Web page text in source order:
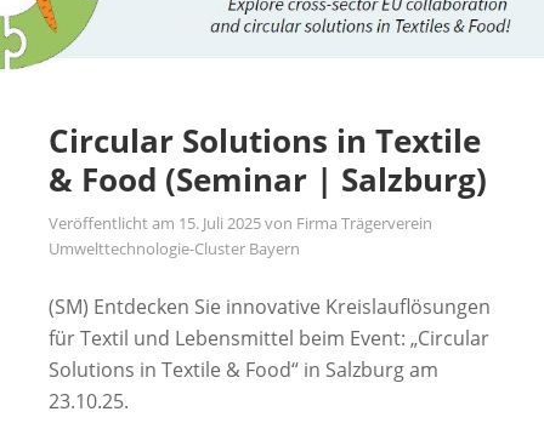
Circular Solutions in Textile
& Food (Seminar | Salzburg)
Veröffentlicht am 15. Juli 2025von Firma Trägerverein
Umwelttechnologie-Cluster Bayern
(SM) Entdecken Sie innovative Kreislauflösungen
für Textil und Lebensmittel beim Event: „Circular
Solutions in Textile & Food“ in Salzburg am
23.10.25.